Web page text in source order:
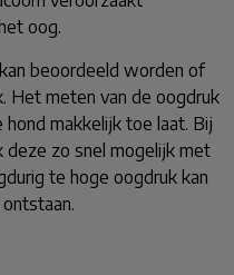
oog.
beoordeeld worden of
Het meten van de oogdruk
makkelijk toe laat. Bij
deze zo snel mogelijk met
te hoge oogdruk kan